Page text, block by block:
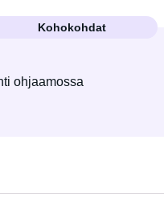
Kohokohdat
ohjaamossa